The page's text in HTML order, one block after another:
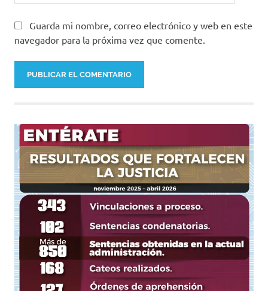
Guarda mi nombre, correo electrónico y web en este
navegador para la próxima vez que comente.